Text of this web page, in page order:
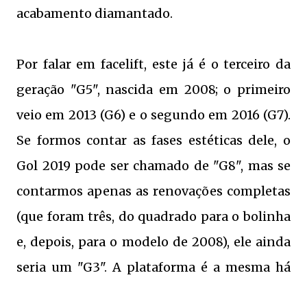
acabamento diamantado.
Por falar em facelift, este já é o terceiro da
geração "G5", nascida em 2008; o primeiro
veio em 2013 (G6) e o segundo em 2016 (G7).
Se formos contar as fases estéticas dele, o
Gol 2019 pode ser chamado de "G8", mas se
contarmos apenas as renovações completas
(que foram três, do quadrado para o bolinha
e, depois, para o modelo de 2008), ele ainda
seria um "G3". A plataforma é a mesma há